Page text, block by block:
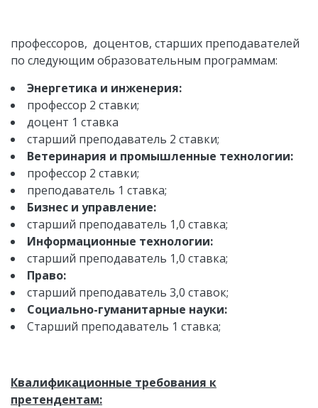
профессоров, доцентов, старших преподавателей
по следующим образовательным программам:
Энергетика и инженерия:
профессор 2 ставки;
доцент 1 ставка
старший преподаватель 2 ставки;
Ветеринария и промышленные технологии:
профессор 2 ставки;
преподаватель 1 ставка;
Бизнес и управление:
старший преподаватель 1,0 ставка;
Информационные технологии:
старший преподаватель 1,0 ставка;
Право:
старший преподаватель 3,0 ставок;
Социально-гуманитарные науки:
Старший преподаватель 1 ставка;
Квалификационные требования к
претендентам: